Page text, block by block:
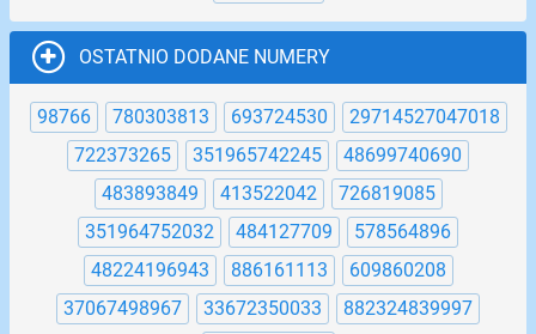
OSTATNIO DODANE NUMERY
98766 780303813 693724530
29714527047018
722373265
351965742245
48699740690
483893849
413522042
726819085
351964752032
484127709
578564896
48224196943
886161113
609860208
37067498967
33672350033 882324839997